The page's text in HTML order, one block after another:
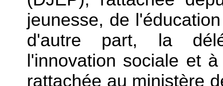
jeunesse, de
d'autre part, la
l'innovation sociale et
rattachée au ministère